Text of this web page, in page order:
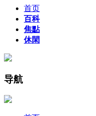
首页
百科
焦點
休閑
导航